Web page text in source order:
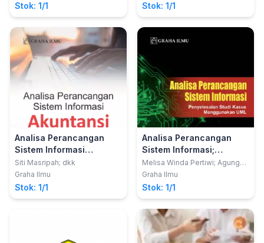
Stok: 1/1 Stok: 1/1
Analisa Perancangan
Sistem Informasi
Akuntansi
Siti Masripah; dkk
Graha Ilmu
Stok: 1/1
Analisa Perancangan
Sistem Informasi;
Penyelesaian Studi
Kasus Menggunakan
UML
Melisa Winda Pertiwi; Agung
Baitul Hikmah
Graha Ilmu
Stok: 1/1